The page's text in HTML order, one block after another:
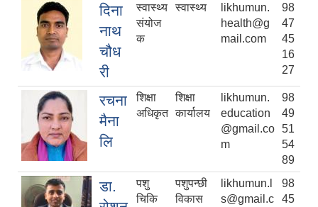
दिना
नाथ
चौध
री
स्वास्थ्य
संयोज
क
स्वास्थ्य
likhumun.
health@g
mail.com
98
47
45
16
27
रचना
मैना
लि
शिक्षा
अधिकृत
शिक्षा
कार्यालय
likhumun.
education
@gmail.co
m
98
49
51
54
89
डा.
पशु
चिकि
पशुपन्छी
विकास
likhumun.l
s@gmail.c
98
45